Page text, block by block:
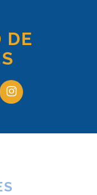
DE